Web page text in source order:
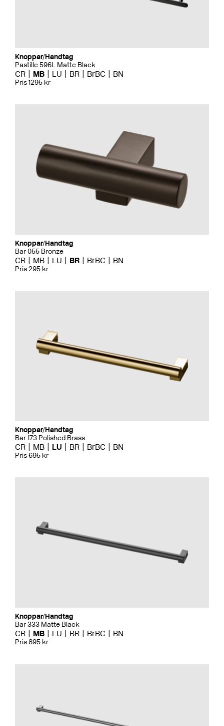
Knoppar/Handtag
Pastille 596L Matte Black
CR MB LU BR BrBC BN
Pris 1295 kr
Knoppar/Handtag
Bar 055 Bronze
CR MB LU BR BrBC BN
Pris 295 kr
Knoppar/Handtag
Bar 173 Polished Brass
CR MB LU BR BrBC BN
Pris 695 kr
Knoppar/Handtag
Bar 333 Matte Black
CR MB LU BR BrBC BN
Pris 895 kr